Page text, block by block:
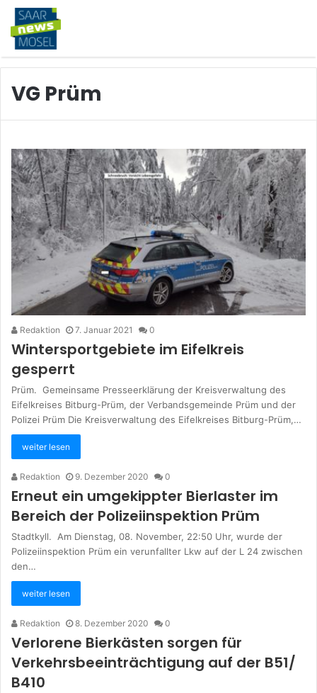
VG Prüm
Redaktion 7. Januar 2021 0
Wintersportgebiete im Eifelkreis
gesperrt
Prüm. Gemeinsame Presseerklärung der Kreisverwaltung des
Eifelkreises Bitburg-Prüm, der Verbandsgemeinde Prüm und der
Polizei Prüm Die Kreisverwaltung des Eifelkreises Bitburg-Prüm,…
weiter lesen
Redaktion 9. Dezember 2020 0
Erneut ein umgekippter Bierlaster im
Bereich der Polizeiinspektion Prüm
Stadtkyll. Am Dienstag, 08. November, 22:50 Uhr, wurde der
Polizeiinspektion Prüm ein verunfallter Lkw auf der L 24 zwischen
den…
weiter lesen
Redaktion 8. Dezember 2020 0
Verlorene Bierkästen sorgen für
Verkehrsbeeinträchtigung auf der B51/
B410